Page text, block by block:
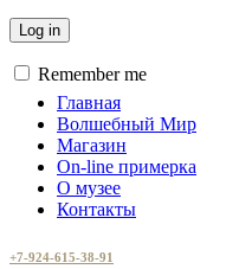
Log in
Remember me
Главная
Волшебный Мир
Магазин
On-line примерка
О музее
Контакты
+7-924-615-38-91